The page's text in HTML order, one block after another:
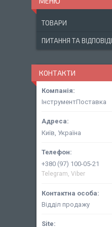
ТОВАРИ
ПИТАННЯ ТА ВІДПОВІДІ
КОНТАКТИ
ІнструментПоставка
Київ, Україна
+380 (97) 100-05-21
Telegram, Viber
Відділ продажу